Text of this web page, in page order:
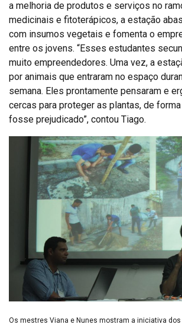
a melhoria de produtos e serviços no
medicinais e fitoterápicos, a estação
com insumos vegetais e fomenta o
entre os jovens. “Esses estudantes
muito empreendedores. Uma vez, a
por animais que entraram no espaço
semana. Eles prontamente pensaram e
cercas para proteger as plantas, de
fosse prejudicado”, contou Tiago.
Os mestres Viana e Nunes mostram a iniciativa